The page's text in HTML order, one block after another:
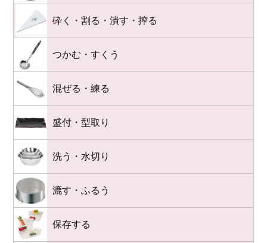
砕く・割る・潰す・搾る
つかむ・すくう
混ぜる・練る
盛付・型取り
洗う・水切り
漉す・ふるう
保存する